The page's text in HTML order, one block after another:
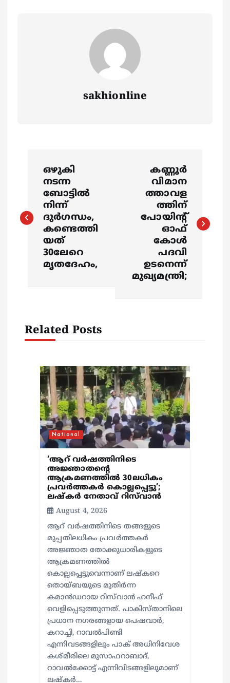
sakhionline
s
ഒഴുകി
നടന്ന
ബോട്ടിൽ
നിന്ന്
ദുർഗന്ധം,
കണ്ടെത്തി
യത്
30ലേറെ
മൃതദേഹം,
കണ്ണൂർ
വിമാന
ത്താവള
ത്തിന്
പോയിന്‍റ്
ഓഫ്
കോൾ
പദവി
ഉടനെന്ന്
മുഖ്യമന്ത്രി;
Related Posts
National
‘ആറ് വർഷത്തിനിടെ
അജ്ഞാതന്റെ
ആക്രമണത്തിൽ 30ലധികം
പ്രവർത്തകർ കൊല്ലപ്പെ‍ട്ടു’;
ലഷ്കർ നേതാവ് റിസ്‌വാൻ
August 4, 2026
ആറ് വർഷത്തിനിടെ തങ്ങളുടെ
മുപ്പതിലധികം പ്രവർത്തകർ
അജ്ഞാത തോക്കുധാരികളുടെ
ആക്രമണത്തിൽ
കൊല്ലപ്പെട്ടുവെന്നാണ് ലഷ്കറെ
തൊയ്ബയുടെ മുതിർന്ന
കമാൻഡറായ റിസ്‌വാൻ ഹനീഫ്
വെളിപ്പെടുത്തുന്നത്. പാകിസ്താനിലെ
പ്രധാന നഗരങ്ങളായ പെഷവാർ,
കറാച്ചി, റാവൽപിണ്ടി
എന്നിവടങ്ങളിലും പാക് അധിനിവേശ
കശ്മീരിലെ മുസാഫറാബാദ്,
റാവൽക്കോട്ട് എന്നിവിടങ്ങളിലുമാണ്
ലഷ്കർ…